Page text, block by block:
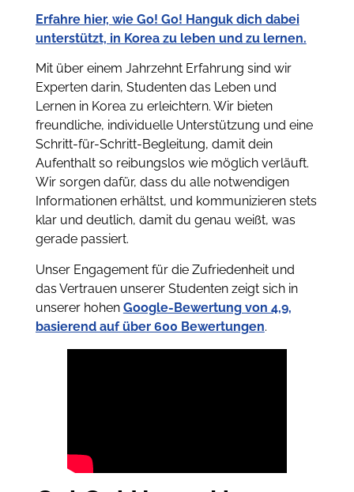
Erfahre hier, wie Go! Go! Hanguk dich dabei
unterstützt, in Korea zu leben und zu lernen.
Mit über einem Jahrzehnt Erfahrung sind wir
Experten darin, Studenten das Leben und
Lernen in Korea zu erleichtern. Wir bieten
freundliche, individuelle Unterstützung und eine
Schritt-für-Schritt-Begleitung, damit dein
Aufenthalt so reibungslos wie möglich verläuft.
Wir sorgen dafür, dass du alle notwendigen
Informationen erhältst, und kommunizieren stets
klar und deutlich, damit du genau weißt, was
gerade passiert.
Unser Engagement für die Zufriedenheit und
das Vertrauen unserer Studenten zeigt sich in
unserer hohen Google-Bewertung von 4,9,
basierend auf über 600 Bewertungen.